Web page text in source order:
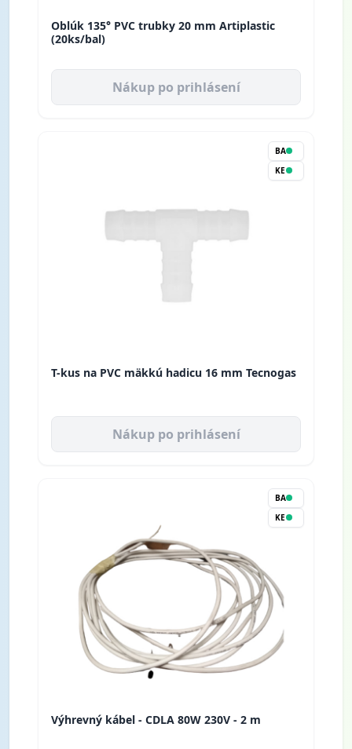
Oblúk 135° PVC trubky 20 mm Artiplastic
(20ks/bal)
Nákup po prihlásení
BA
KE
T-kus na PVC mäkkú hadicu 16 mm Tecnogas
Nákup po prihlásení
BA
KE
Výhrevný kábel - CDLA 80W 230V - 2 m